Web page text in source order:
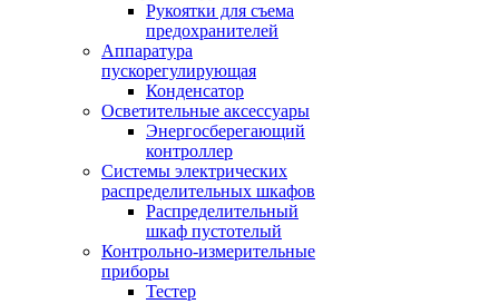
Рукоятки для съема
предохранителей
Аппаратура
пускорегулирующая
Конденсатор
Осветительные аксессуары
Энергосберегающий
контроллер
Системы электрических
распределительных шкафов
Распределительный
шкаф пустотелый
Контрольно-измерительные
приборы
Тестер